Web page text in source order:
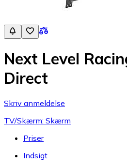
Next Level
Direct
Skriv anmeldelse
TV/Skærm: Skærm
Priser
Indsigt